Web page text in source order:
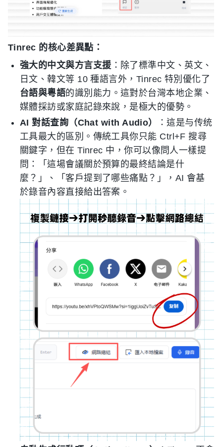
Tinrec 的核心差異點：
強大的中文與方言支援 ：除了標準中文、英文、
日文、韓文等 10 種語言外，Tinrec 特別優化了
台語與粵語的識別能力。這對於台灣本地企業、
媒體採訪或家庭記錄來說，是極大的優勢。
AI 對話查詢（Chat with Audio）
：這是与传统
工具最大的區別。傳統工具你只能 Ctrl+F 搜尋
關鍵字，但在 Tinrec 中，你可以像問人一樣提
問：「這場會議關於預算的最終結論是什
麼？」、「客戶提到了哪些痛點？」，AI 會基
於錄音內容直接給出答案。